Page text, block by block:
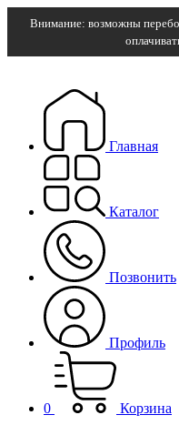
Внимание: возможны
Главная
Каталог
Позвонить
Профиль
0 Корзина